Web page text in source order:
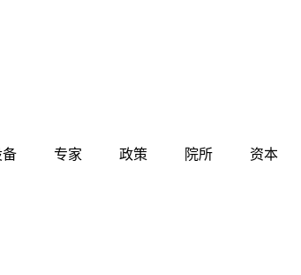
备 专家 政策 院所 资本